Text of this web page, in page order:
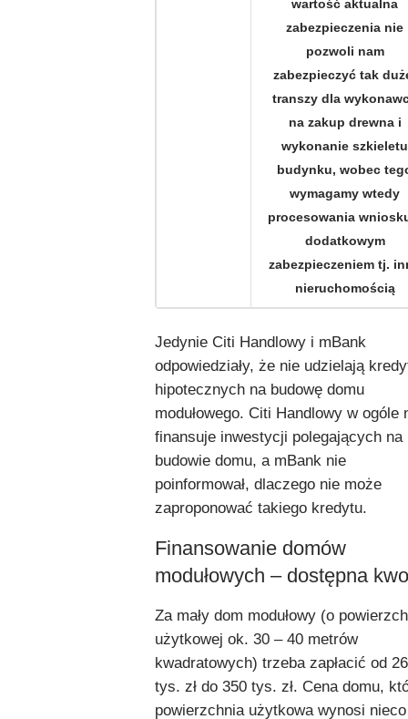
wartość aktualna
zabezpieczenia nie
pozwoli nam
zabezpieczyć tak
transzy dla
na zakup drewna i
wykonanie szkieletu
budynku, wobec
wymagamy wtedy
procesowania
dodatkowym
zabezpieczeniem tj.
nieruchomością
Jedynie Citi Handlowy i mBank
odpowiedziały, że nie udzielają
hipotecznych na budowę domu
modułowego. Citi Handlowy w ogóle
finansuje inwestycji polegających na
budowie domu, a mBank nie
poinformował, dlaczego nie może
zaproponować takiego kredytu.
Finansowanie domów
modułowych – dostępna
Za mały dom modułowy (o
użytkowej ok. 30 – 40 metrów
kwadratowych) trzeba zapłacić od
tys. zł do 350 tys. zł. Cena domu,
powierzchnia użytkowa wynosi nieco